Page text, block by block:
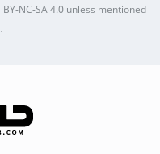
BY-NC-SA 4.0unless mentioned